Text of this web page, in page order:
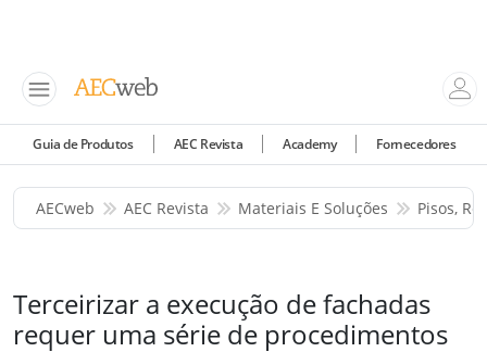
Guia de Produtos AEC Revista Academy Fornecedores
AECweb AEC Revista Materiais E Soluções Pisos,
Terceirizar a execução de fachadas
requer uma série de procedimentos